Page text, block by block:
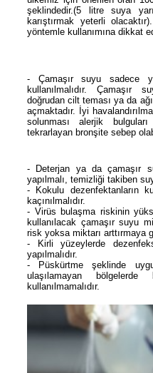
şeklindedir.(5 litre suya
karıştırmak yeterli
yöntemle kullanımına dikkat
- Çamaşır suyu sadece
kullanılmalıdır. Çamaşır
doğrudan cilt teması ya da
açmaktadır. İyi
solunması alerjik
tekrarlayan bronşite sebep
- Deterjan ya da çamaşır
yapılmalı, temizliği takiben
- Kokulu dezenfektanların
kaçınılmalıdır.
- Virüs bulaşma riskinin
kullanılacak çamaşır suyu
risk yoksa miktarı arttırmaya
- Kirli yüzeylerde
yapılmalıdır.
- Püskürtme şeklinde
ulaşılamayan bölgelerde
kullanılmamalıdır.